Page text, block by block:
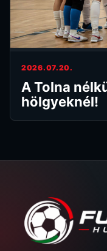
2026.07.20.
A Tolna
hölgyeknél!